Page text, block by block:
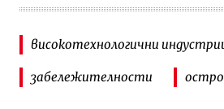
високотехнологични
забележителности